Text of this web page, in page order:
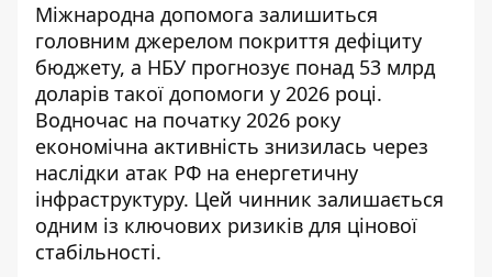
Міжнародна допомога залишиться
головним джерелом покриття дефіциту
бюджету, а НБУ прогнозує понад 53 млрд
доларів такої допомоги у 2026 році.
Водночас на початку 2026 року
економічна активність знизилась через
наслідки атак РФ на енергетичну
інфраструктуру. Цей чинник залишається
одним із ключових ризиків для цінової
стабільності.